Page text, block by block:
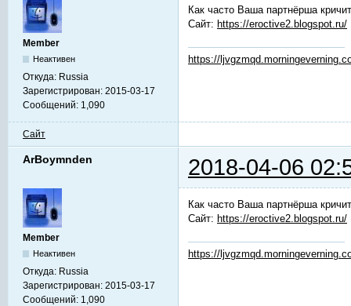
Member
Неактивен
Откуда: Russia
Зарегистрирован: 2015-03-17
Сообщений: 1,090
Как часто Ваша партнёрша
Сайт: https://eroctive2.blogspot.ru/
https://
Сайт
ArBoymnden 2018-04-06
Member
Неактивен
Откуда: Russia
Зарегистрирован: 2015-03-17
Сообщений: 1,090
Как часто Ваша партнёрша
Сайт: https://eroctive2.blogspot.ru/
https://